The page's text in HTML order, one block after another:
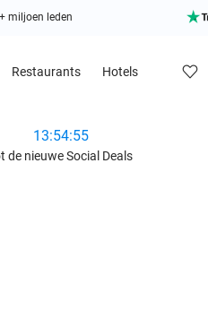
miljoen leden
Restaurants Hotels
13:54:53
de nieuwe Social Deals